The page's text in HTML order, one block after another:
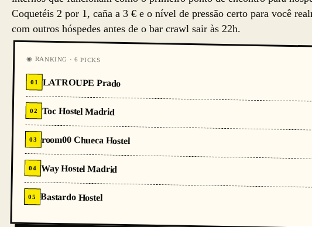
Coquetéis 2 por 1, caña a 3 € e o nível de pressão certo para você
com outros hóspedes antes de o bar crawl sair às 22h.
◉ RANKING · 6 PICKS
01 LATROUPE Prado
02 Toc Hostel Madrid
03 room00 Chueca Hostel
04 Way Hostel Madrid
05 Bastardo Hostel